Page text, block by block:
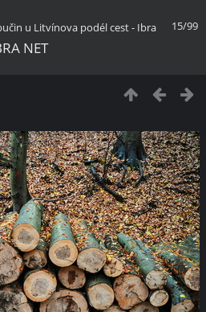
15/99
u Litvínova podél cest - Ibra
NET